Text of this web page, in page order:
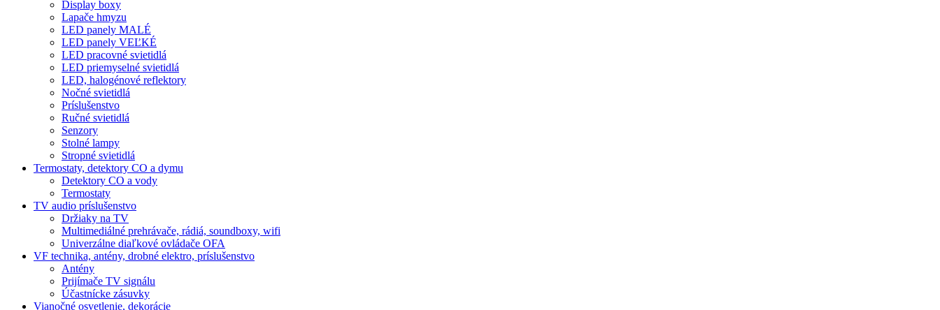
Display boxy
Lapače hmyzu
LED panely MALÉ
LED panely VEĽKÉ
LED pracovné svietidlá
LED priemyselné svietidlá
LED, halogénové reflektory
Nočné svietidlá
Príslušenstvo
Ručné svietidlá
Senzory
Stolné lampy
Stropné svietidlá
Termostaty, detektory CO a dymu
Detektory CO a vody
Termostaty
TV audio príslušenstvo
Držiaky na TV
Multimediálné prehrávače, rádiá, soundboxy, wifi
Univerzálne diaľkové ovládače OFA
VF technika, antény, drobné elektro, príslušenstvo
Antény
Prijímače TV signálu
Účastnícke zásuvky
Vianočné osvetlenie, dekorácie